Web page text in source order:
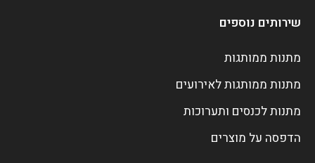
שירותים נוספים
מתנות ממותגות
מתנות ממותגות לאירועים
מתנות לכנסים ותערוכות
הדפסה על מוצרים